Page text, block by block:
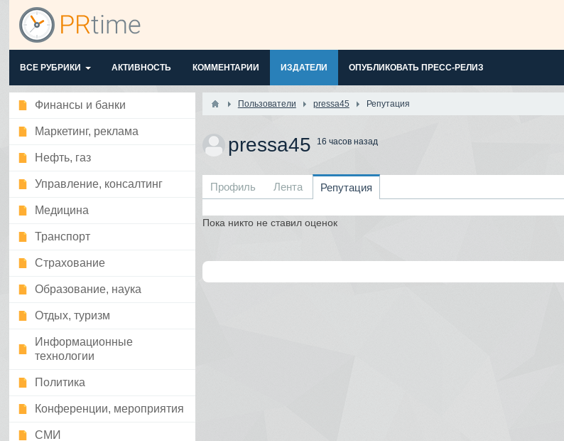
ВСЕ РУБРИКИ АКТИВНОСТЬ КОММЕНТАРИИ ИЗДАТЕЛИ ОПУБЛИКОВАТЬ ПРЕСС-РЕЛИЗ
Финансы и банки
Маркетинг, реклама
Нефть, газ
Управление, консалтинг
Медицина
Транспорт
Страхование
Образование, наука
Отдых, туризм
Информационные
технологии
Политика
Конференции, мероприятия
СМИ
Пользователи pressa45 Репутация
pressa45 16 часов назад
Профиль Лента Репутация
Пока никто не ставил оценок